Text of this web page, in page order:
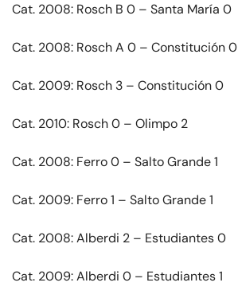
Cat. 2008: Rosch B 0 – Santa María 0
Cat. 2008: Rosch A 0 – Constitución 0
Cat. 2009: Rosch 3 – Constitución 0
Cat. 2010: Rosch 0 – Olimpo 2
Cat. 2008: Ferro 0 – Salto Grande 1
Cat. 2009: Ferro 1 – Salto Grande 1
Cat. 2008: Alberdi 2 – Estudiantes 0
Cat. 2009: Alberdi 0 – Estudiantes 1